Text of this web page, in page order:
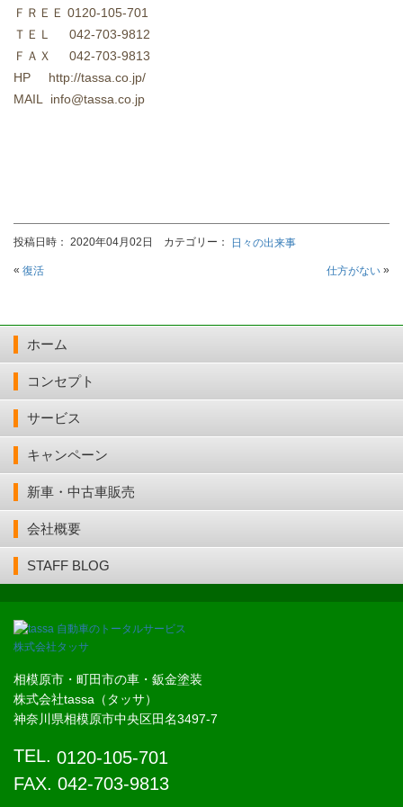
ＦＲＥＥ 0120-105-701
ＴＥＬ
042-703-9812
ＦＡＸ
042-703-9813
HP http://tassa.co.jp/
MAIL info@tassa.co.jp
投稿日時： 2020年04月02日 カテゴリー： 日々の出来事
« 復活 仕方がない »
ホーム
コンセプト
サービス
キャンペーン
新車・中古車販売
会社概要
STAFF BLOG
相模原市・町田市の車・鈑金塗装
株式会社tassa（タッサ）
神奈川県相模原市中央区田名3497-7
TEL. 0120-105-701
FAX. 042-703-9813